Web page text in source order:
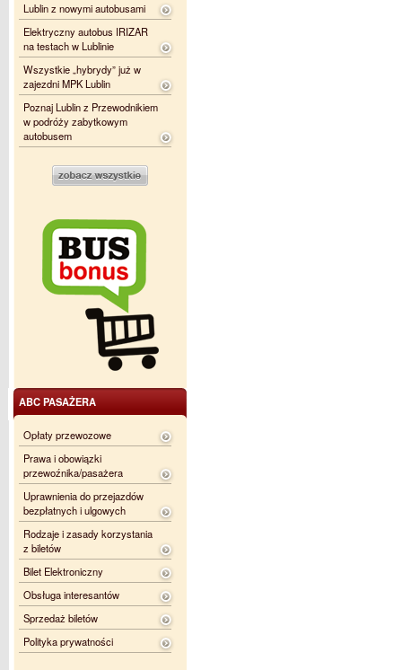
Lublin z nowymi autobusami
Elektryczny autobus IRIZAR
na testach w Lublinie
Wszystkie „hybrydy” już w
zajezdni MPK Lublin
Poznaj Lublin z Przewodnikiem
w podróży zabytkowym
autobusem
ABC PASAŻERA
Opłaty przewozowe
Prawa i obowiązki
przewoźnika/pasażera
Uprawnienia do przejazdów
bezpłatnych i ulgowych
Rodzaje i zasady korzystania
z biletów
Bilet Elektroniczny
Obsługa interesantów
Sprzedaż biletów
Polityka prywatności